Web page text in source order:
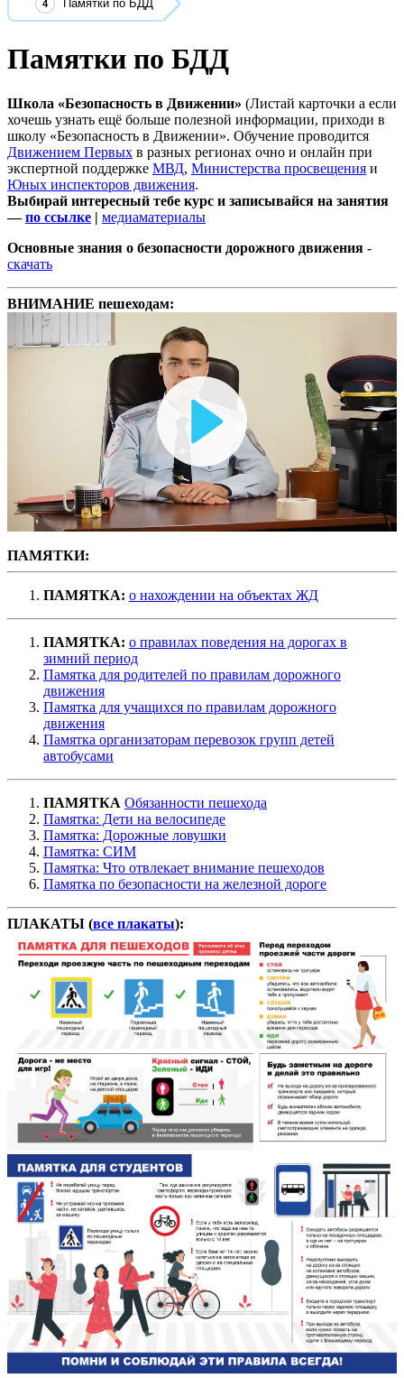
Памятки по БДД
Памятки по БДД
Школа «Безопасность в Движении» (Листай карточки а если
хочешь узнать ещё больше полезной информации, приходи в
школу «Безопасность в Движении». Обучение проводится
Движением Первых в разных регионах очно и онлайн при
экспертной поддержке МВД, Министерства просвещения и
Юных инспекторов движения.
Выбирай интересный тебе курс и записывайся на занятия
—по ссылке | медиаматериалы
Основные знания о безопасности дорожного движения -
скачать
ВНИМАНИЕ пешеходам:
Воспроизвести
видео
ПАМЯТКИ:
ПАМЯТКА: о нахождении на объектах ЖД
ПАМЯТКА: о правилах поведения на дорогах в
зимний период
Памятка для родителей по правилам дорожного
движения
Памятка для учащихся по правилам дорожного
движения
Памятка организаторам перевозок групп детей
автобусами
ПАМЯТКА Обязанности пешехода
Памятка: Дети на велосипеде
Памятка: Дорожные ловушки
Памятка: СИМ
Памятка: Что отвлекает внимание пешеходов
Памятка по безопасности на железной дороге
ПЛАКАТЫ (все плакаты):